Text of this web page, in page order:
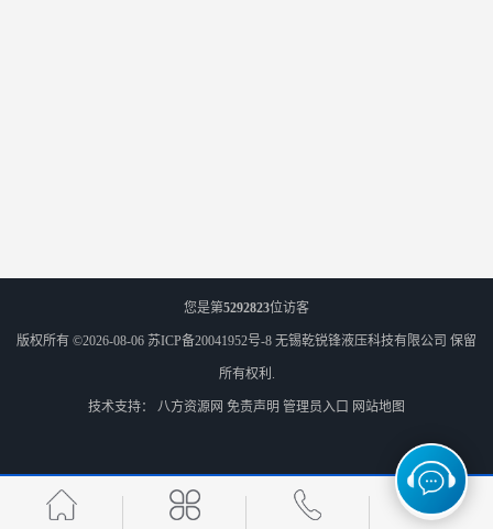
您是第5292823位访客
版权所有 ©2026-08-06 苏ICP备20041952号-8 无锡乾锐锋液压科技有限公司 保留
所有权利.
技术支持： 八方资源网 免责声明 管理员入口 网站地图